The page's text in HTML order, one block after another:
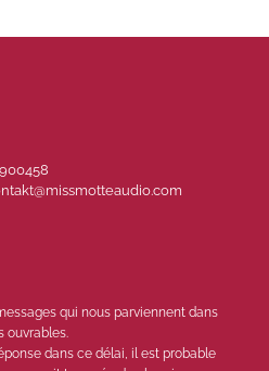
qui nous parviennent dans
ouvrables.
dans ce délai, il est probable